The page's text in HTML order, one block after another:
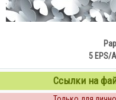
5 EPS/
Ссылки на